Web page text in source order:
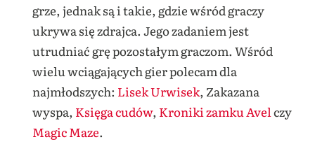
grze, jednak są i takie, gdzie wśród graczy
ukrywa się zdrajca. Jego zadaniem jest
utrudniać grę pozostałym graczom. Wśród
wielu wciągających gier polecam dla
najmłodszych: Lisek Urwisek, Zakazana
wyspa, Księga cudów, Kroniki zamku Avel czy
Magic Maze.